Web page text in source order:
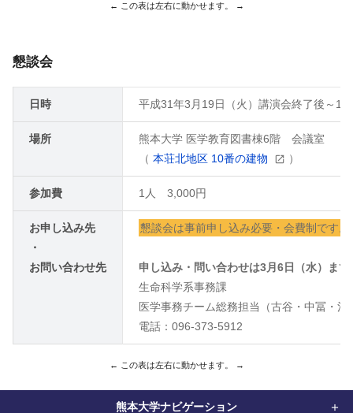
懇談会
日時 平成31年3月19日（火）講演会終了後～
場所
熊本大学 医学教育図書棟6階 会議室
（ 本荘北地区 10番の建物 ）
参加費 1人 3,000円
お申し込み先
・
お問い合わせ先
懇談会は事前申し込み必要・会費制です。
申し込み・問い合わせは3月6日（水）ま
生命科学系事務課
医学事務チーム総務担当（古谷・中冨・池
電話：096-373-5912
熊本大学ナビゲーション